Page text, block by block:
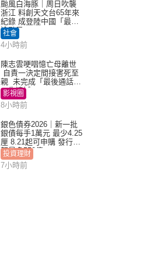
颱風白海豚｜周日吹襲
浙江 料創天文台65年來
紀錄 成登陸中國「最長
途颱風」
社會
4小時前
陳志雲哽咽憶亡母離世
自責一決定間接害死至
親 未完成「最後通話」
一生遺憾
影視圈
8小時前
銀色債券2026｜新一批
銀債每手1萬元 最少4.25
厘 8.21起可申購 發行金
額最多550億
投資理財
7小時前